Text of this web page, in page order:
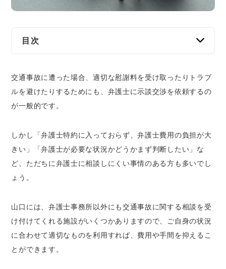
資金調達
企業法務
目次
各市区町村の相談窓口
法テラス
山口県弁護士会法律相談センター、および巡
山口県警察・警察相談室
山口県行政書士会無料相談会
山口県地方検察庁
公益財団法人交通事故紛争処理センター
公益財団法人日弁連交通事故相談センター
山口県における交通事故の発生数と死傷者数
交通事故に遭った場合、適切な慰謝料を受け取ったりトラブ
ルを避けたりするためにも、弁護士に示談交渉を依頼するの
が一般的です。
しかし「弁護士特約に入っておらず、弁護士費用の負担が大
きい」「弁護士が必要な状況かどうかまず判断したい」な
ど、ただちに弁護士に相談しにくい事情のある方も多いでし
ょう。
山口には、弁護士事務所以外にも交通事故に関する相談を受
け付けてくれる施設がいくつかありますので、ご自身の状況
に合わせて適切なものを利用すれば、費用や手間を抑えるこ
とができます。